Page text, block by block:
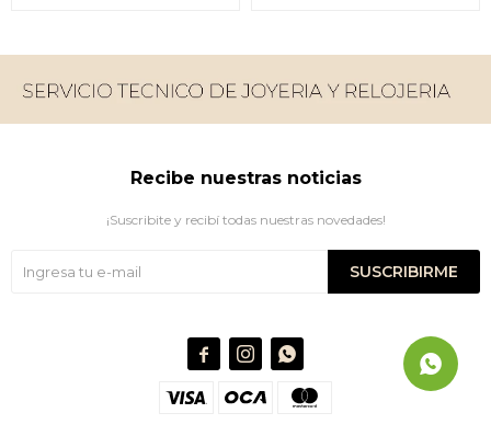
Recibe nuestras noticias
¡Suscribite y recibí todas nuestras novedades!
SUSCRIBIRME
  